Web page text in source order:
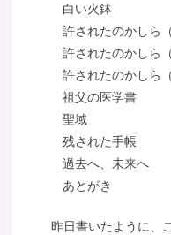
白い火鉢
許されたのかしら（
許されたのかしら（
許されたのかしら（
祖父の医学書
聖域
残された手帳
過去へ、未来へ
あとがき
昨日書いたように、